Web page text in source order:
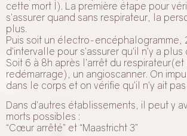
cette mort l). La première étape pour
s’assurer quand sans respirateur, la
plus.
Puis soit un électro-encéphalogramme,
d’intervalle pour s’assurer qu’il n’y a plus
Soit 6 à 8h après l’arrêt du respirateur(et
redémarrage), un angioscanner. On
dans le corps et on vérifie qu’il n’y ait
Dans d’autres établissements, il peut y
morts possibles :
“Cœur arrêté” et “Maastricht 3”